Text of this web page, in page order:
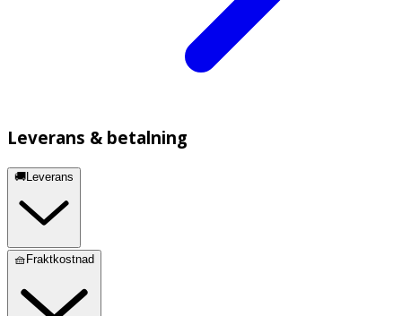
Leverans & betalning
🚚Leverans
🧺Fraktkostnad